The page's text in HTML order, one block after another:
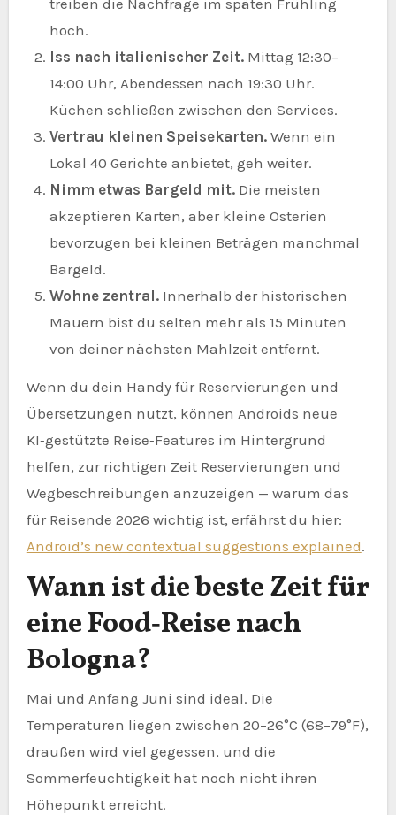
hoch.
Iss nach italienischer Zeit.Mittag 12:30–
14:00 Uhr, Abendessen nach 19:30 Uhr.
Küchen schließen zwischen den Services.
Vertrau kleinen Speisekarten.Wenn ein
Lokal 40 Gerichte anbietet, geh weiter.
Nimm etwas Bargeld mit.Die meisten
akzeptieren Karten, aber kleine Osterien
bevorzugen bei kleinen Beträgen manchmal
Bargeld.
Wohne zentral.Innerhalb der historischen
Mauern bist du selten mehr als 15 Minuten
von deiner nächsten Mahlzeit entfernt.
Wenn du dein Handy für Reservierungen und
Übersetzungen nutzt, können Androids neue
KI‑gestützte Reise‑Features im Hintergrund
helfen, zur richtigen Zeit Reservierungen und
Wegbeschreibungen anzuzeigen — warum das
für Reisende 2026 wichtig ist, erfährst du hier:
Android’s new contextual suggestions explained.
Wann ist die beste Zeit für
eine Food‑Reise nach
Bologna?
Mai und Anfang Juni sind ideal. Die
Temperaturen liegen zwischen 20–26°C (68–79°F),
draußen wird viel gegessen, und die
Sommerfeuchtigkeit hat noch nicht ihren
Höhepunkt erreicht.